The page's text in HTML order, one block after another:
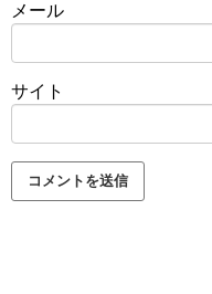
メール
サイト